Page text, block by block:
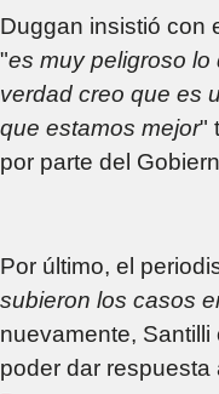
Duggan insistió con
"es muy peligroso
verdad creo que es
que estamos mejor"
por parte del
Por último, el
subieron los casos
nuevamente,
poder dar respuesta